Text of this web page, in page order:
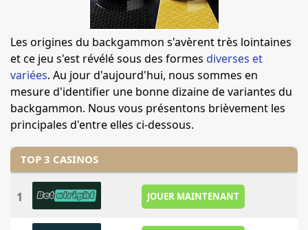
Les origines du backgammon s'avèrent très lointaines
et ce jeu s'est révélé sous des formes diverses et
variées. Au jour d'aujourd'hui, nous sommes en
mesure d'identifier une bonne dizaine de variantes du
backgammon. Nous vous présentons brièvement les
principales d'entre elles ci-dessous.
TOP 3 CASINOS
1 JOUER MAINTENANT